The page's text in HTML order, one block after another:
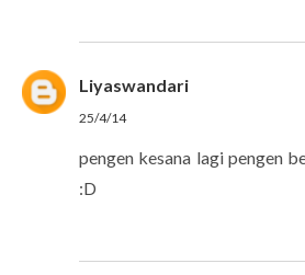
Liyaswandari
25/4/14
pengen kesana lagi pengen
:D